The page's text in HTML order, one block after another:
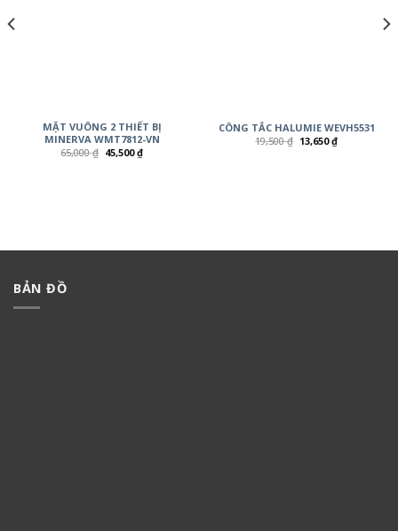
MẶT VUÔNG 2 THIẾT BỊ
MINERVA WMT7812-VN
65,000₫ 45,500₫
CÔNG TẮC HALUMIE WEVH5531
19,500₫ 13,650₫
BẢN ĐỒ